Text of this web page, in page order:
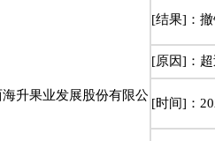
升果业发展股份有限公
[结果]：
[原因]：
[时间]：